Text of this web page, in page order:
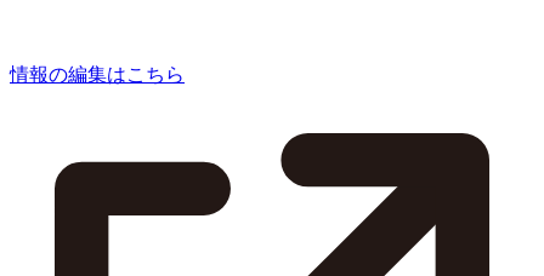
情報の編集はこちら